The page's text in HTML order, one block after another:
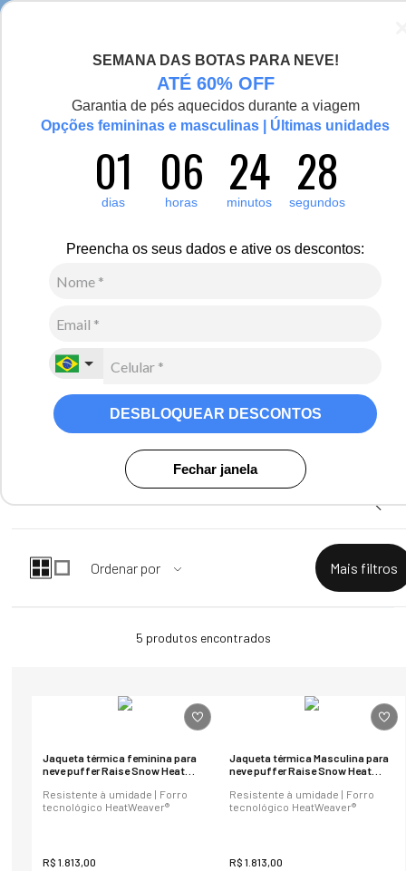
SEMANA DAS BOTAS PARA NEVE!
ATÉ 60% OFF
Garantia de pés aquecidos durante a viagem
Opções femininas e masculinas | Últimas unidades
01
dias 06
horas 24
minutos 28
segundos
Preencha os seus dados e ative os descontos:
DESBLOQUEAR DESCONTOS
Fechar janela
Outras Marcas Heat Holders Casacos e Jaquetas
Casacos
Jaquetas e casacos Heat Holders para você ter conforto e alta
estilosa e prática. Extremamente leves, os casacos e jaquetas são
5 produtos
Jaqueta térmica feminina para
neve puffer Raise Snow Heat
Resistente à umidade | Forro
tecnológico HeatWeaver®
R$ 1 813 00
Jaqueta térmica Masculina para
neve puffer Raise Snow Heat
Resistente à umidade | Forro
tecnológico HeatWeaver®
R$ 1 813 00